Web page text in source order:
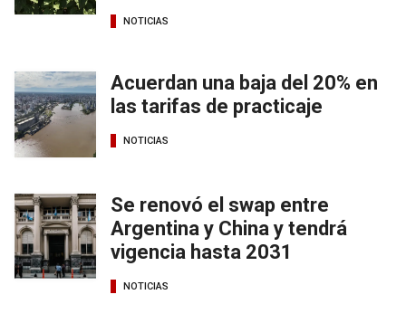
NOTICIAS
Acuerdan una baja del 20% en
las tarifas de practicaje
NOTICIAS
Se renovó el swap entre
Argentina y China y tendrá
vigencia hasta 2031
NOTICIAS